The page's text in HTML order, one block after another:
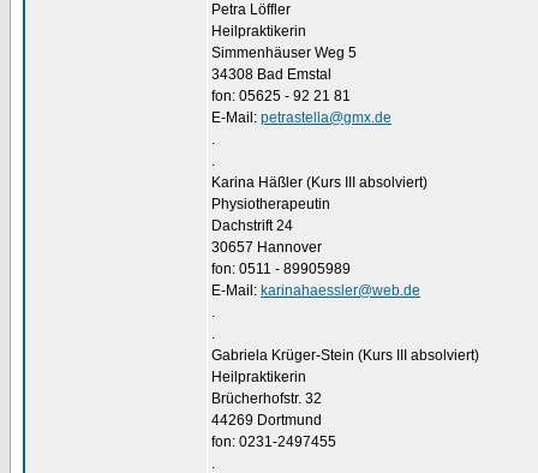
Petra Löffler
Heilpraktikerin
Simmenhäuser Weg 5
34308 Bad Emstal
fon: 05625 - 92 21 81
E-Mail: petrastella@gmx.de
.
.
Karina Häßler (Kurs III absolviert)
Physiotherapeutin
Dachstrift 24
30657 Hannover
fon: 0511 - 89905989
E-Mail: karinahaessler@web.de
.
.
Gabriela Krüger-Stein (Kurs III absolviert)
Heilpraktikerin
Brücherhofstr. 32
44269 Dortmund
fon: 0231-2497455
.